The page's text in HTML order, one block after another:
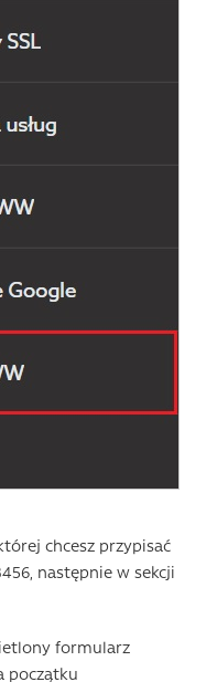
chcesz przypisać
następnie w sekcji
formularz
początku